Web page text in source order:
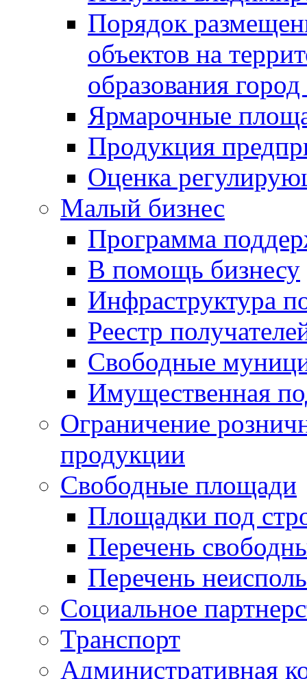
Порядок
объектов на
образования
Ярмарочные
Продукция
Оценка
Малый бизнес
Программа
В помощь бизнесу
Инфраструктура
Реестр
Свободные
Имущественная
Ограничение
продукции
Свободные площади
Площадки под
Перечень
Перечень
Социальное
Транспорт
Административная